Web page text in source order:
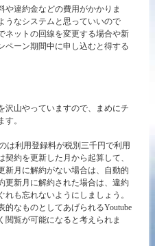
や違約金などの費用がかかりま
うなシステムと思っていいので
ネットの回線を変更する場合や新
ペーン期間中に申し込むと得する
沢山やっていますので、まめにチ
。
は利用登録料が税別三千円で利用
約を更新した月から起算して、
新月に解約がない場合は、自動的
更新月に解約された場合は、違約
も忘れないようにしましょう。
なものとしてあげられるYoutube
閲覧が可能になると考えられま